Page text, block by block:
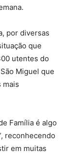
por diversas
que
utentes do
Miguel que
mais
Família é algo
reconhecendo
em muitas